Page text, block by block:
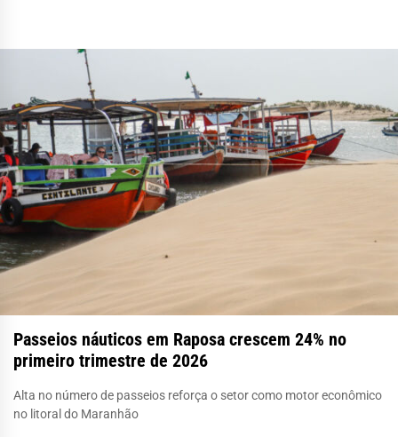
Passeios náuticos em Raposa crescem 24% no
primeiro trimestre de 2026
Alta no número de passeios reforça o setor como motor econômico
no litoral do Maranhão